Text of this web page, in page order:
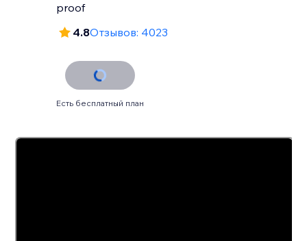
proof
4.8Отзывов: 4023
Есть бесплатный план